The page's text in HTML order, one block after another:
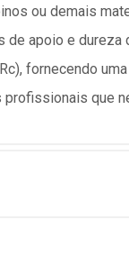
ou demais
apoio e dureza
fornecendo
que